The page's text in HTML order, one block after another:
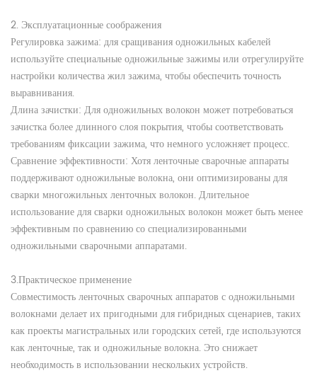
2. Эксплуатационные соображения
Регулировка зажима: для сращивания одножильных кабелей
используйте специальные одножильные зажимы или отрегулируйте
настройки количества жил зажима, чтобы обеспечить точность
выравнивания.
Длина зачистки: Для одножильных волокон может потребоваться
зачистка более длинного слоя покрытия, чтобы соответствовать
требованиям фиксации зажима, что немного усложняет процесс.
Сравнение эффективности: Хотя ленточные сварочные аппараты
поддерживают одножильные волокна, они оптимизированы для
сварки многожильных ленточных волокон. Длительное
использование для сварки одножильных волокон может быть менее
эффективным по сравнению со специализированными
одножильными сварочными аппаратами.
3.Практическое применение
Совместимость ленточных сварочных аппаратов с одножильными
волокнами делает их пригодными для гибридных сценариев, таких
как проекты магистральных или городских сетей, где используются
как ленточные, так и одножильные волокна. Это снижает
необходимость в использовании нескольких устройств.